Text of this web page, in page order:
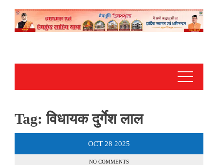
Tag:विधायक दुर्गेश लाल
OCT 28 2025
NO COMMENTS